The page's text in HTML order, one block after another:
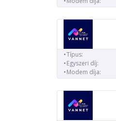
Típus:
Egyszeri díj:
Modem díja: